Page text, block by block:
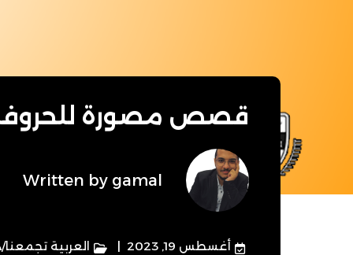
قصص مصورة للحروف
Written by gamal
أغسطس 19, 2023 العربية تجمعنا/